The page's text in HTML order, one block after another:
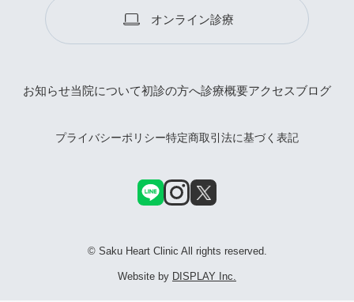
オンライン診療
お知らせ当院について初診の方へ診療概要アクセスブログ
プライバシーポリシー特定商取引法に基づく表記
© Saku Heart Clinic All rights reserved.
Website by DISPLAY Inc.